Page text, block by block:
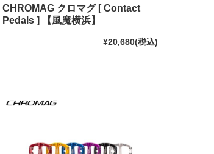
CHROMAG クロマグ [ Contact
Pedals ] 【風魔横浜】
¥20,680(税込)